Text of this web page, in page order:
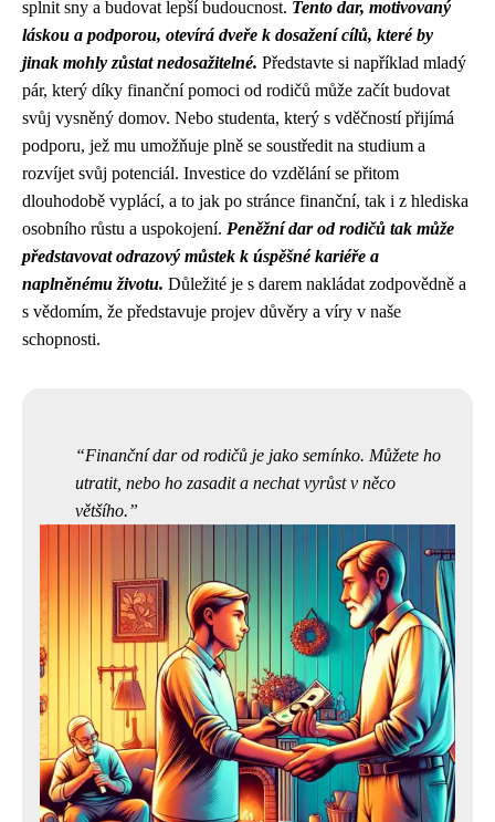
splnit sny a budovat lepší budoucnost. Tento dar, motivovaný
láskou a podporou, otevírá dveře k dosažení cílů, které by
jinak mohly zůstat nedosažitelné. Představte si například mladý
pár, který díky finanční pomoci od rodičů může začít budovat
svůj vysněný domov. Nebo studenta, který s vděčností přijímá
podporu, jež mu umožňuje plně se soustředit na studium a
rozvíjet svůj potenciál. Investice do vzdělání se přitom
dlouhodobě vyplácí, a to jak po stránce finanční, tak i z hlediska
osobního růstu a uspokojení. Peněžní dar od rodičů tak může
představovat odrazový můstek k úspěšné kariéře a
naplněnému životu. Důležité je s darem nakládat zodpovědně a
s vědomím, že představuje projev důvěry a víry v naše
schopnosti.
Finanční dar od rodičů je jako semínko. Můžete ho
utratit, nebo ho zasadit a nechat vyrůst v něco
většího.